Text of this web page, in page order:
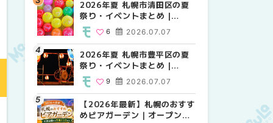
2026年夏 札幌市清田区の夏
祭り・イベントまとめ |
MouLa HOKKAIDO
2026.07.07
6
2026年夏 札幌市豊平区の夏
祭り・イベントまとめ |
MouLa HOKKAIDO
2026.07.07
9
【2026年最新】札幌のおすす
めビアガーデン｜オープン日
2026年夏 札幌市白石区の夏
祭り・イベントまとめ |
9
2026年夏 札幌市手稲区の夏
祭り・イベントまとめ |
10
2026年夏 札幌市北区の夏祭
り・イベントまとめ |
2026年夏 札幌市白石区の夏
祭り・イベントまとめ |
9
2026年夏 札幌市西区の夏祭
り・イベントまとめ |
12
2026年夏 札幌市手稲区の夏
祭り・イベントまとめ |